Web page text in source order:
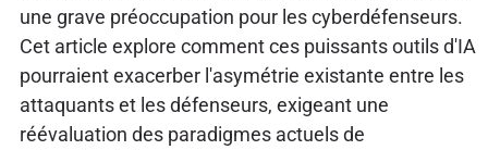
une grave préoccupation pour les cyberdéfenseurs.
Cet article explore comment ces puissants outils d'IA
pourraient exacerber l'asymétrie existante entre les
attaquants et les défenseurs, exigeant une
réévaluation des paradigmes actuels de